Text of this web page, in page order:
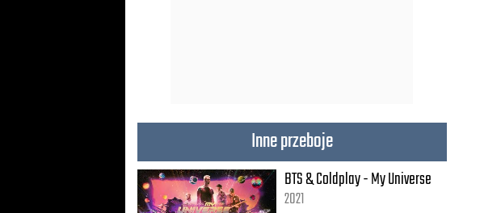
Inne przeboje
BTS & Coldplay - My Universe
2021